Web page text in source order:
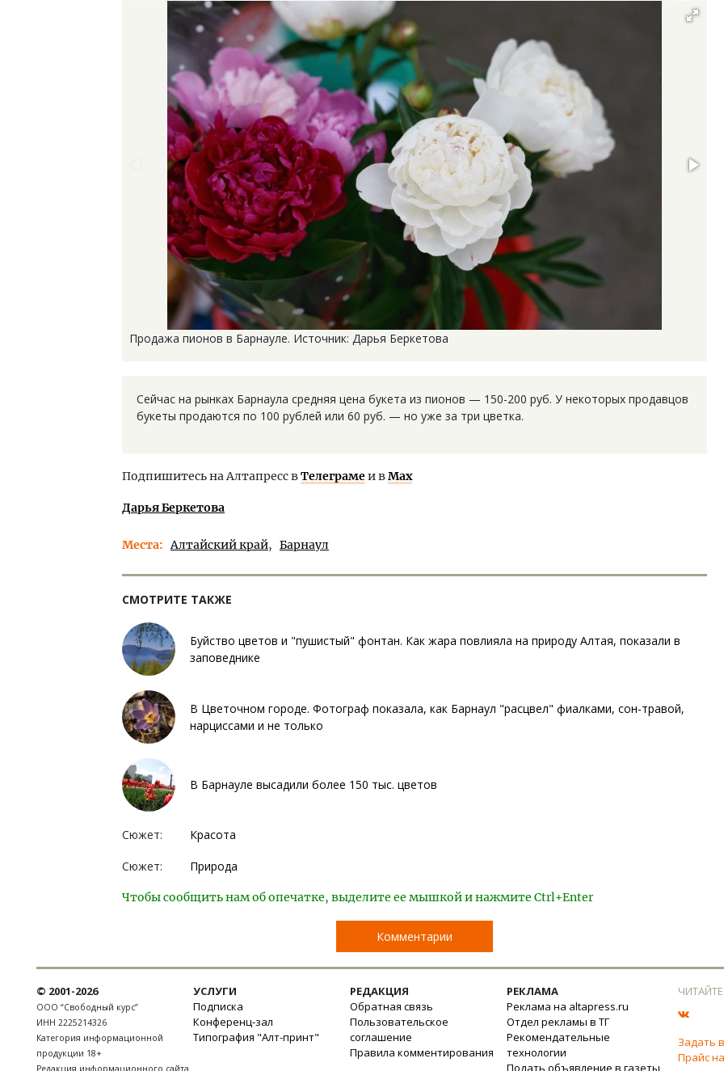
Продажа пионов в Барнауле. Источник: Дарья Беркетова
Сейчас на рынках Барнаула средняя цена букета из пионов — 150-200 руб. У некоторых продавцов
букеты продаются по 100 рублей или 60 руб. — но уже за три цветка.
Подпишитесь на Алтапресс вТелеграмеи вMax
Дарья Беркетова
Места Алтайский край Барнаул
СМОТРИТЕ ТАКЖЕ
Буйство цветов и "пушистый" фонтан. Как жара повлияла на природу Алтая, показали в
заповеднике
В Цветочном городе. Фотограф показала, как Барнаул "расцвел" фиалками, сон-травой,
нарциссами и не только
В Барнауле высадили более 150 тыс. цветов
Сюжет: Красота
Сюжет: Природа
Чтобы сообщить нам об опечатке, выделите ее мышкой и нажмите Ctrl+Enter
Комментарии
© 2001-2026
ООО “Свободный курс”
ИНН 2225214326
Категория информационной
продукции 18+
Редакция информационного сайта
УСЛУГИ
Подписка
Конференц-зал
Типография "Алт-принт"
РЕДАКЦИЯ
Обратная связь
Пользовательское
соглашение
Правила комментирования
РЕКЛАМА
Реклама на altapress.ru
Отдел рекламы в ТГ
Рекомендательные
технологии
Подать объявление в газеты
Задать
Прайс